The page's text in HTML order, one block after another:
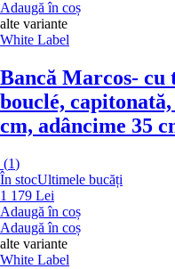
Adaugă în coș
alte variante
White Label
Bancă Marcos- cu
bouclé,
cm, adâncime 35
(1)
În stocUltimele bucăți
1 179 Lei
Adaugă în coș
Adaugă în coș
alte variante
White Label